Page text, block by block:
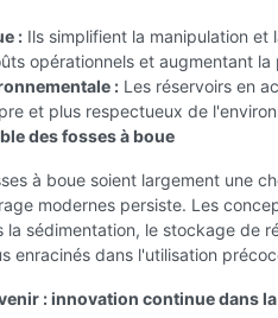
: Ils simplifient la manipulation
opérationnels et augmentant
: Les réservoirs en
et plus respectueux de
des fosses à boue
à boue soient largement une
modernes persiste. Les
la sédimentation, le stockage de
enracinés dans l'utilisation
: innovation continue dans